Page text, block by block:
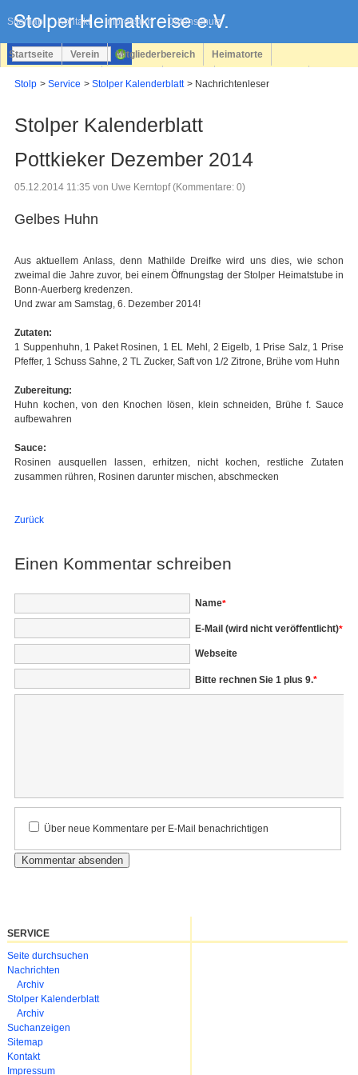
Sitemap Kontakt Impressum Datenschutz
überspringen
Startseite Verein Mitgliederbereich Heimatorte
Stolp Service Stolper Kalenderblatt Nachrichtenleser
Stolper Kalenderblatt
Pottkieker Dezember 2014
05.12.2014 11:35 von Uwe Kerntopf (Kommentare: 0)
Gelbes Huhn
Aus aktuellem Anlass, denn Mathilde Dreifke wird uns dies, wie schon
zweimal die Jahre zuvor, bei einem Öffnungstag der Stolper Heimatstube in
Bonn-Auerberg kredenzen.
Und zwar am Samstag, 6. Dezember 2014!
Zutaten:
1 Suppenhuhn, 1 Paket Rosinen, 1 EL Mehl, 2 Eigelb, 1 Prise Salz, 1 Prise
Pfeffer, 1 Schuss Sahne, 2 TL Zucker, Saft von 1/2 Zitrone, Brühe vom Huhn
Zubereitung:
Huhn kochen, von den Knochen lösen, klein schneiden, Brühe f. Sauce
aufbewahren
Sauce:
Rosinen ausquellen lassen, erhitzen, nicht kochen, restliche Zutaten
zusammen rühren, Rosinen darunter mischen, abschmecken
Zurück
Einen Kommentar schreiben
Pflichtfeld
Name*
Pflichtfeld
E-Mail (wird nicht veröffentlicht)*
Webseite
Bitte rechnen Sie 1 plus 9.*
Kommentar
Über neue Kommentare per E-Mail benachrichtigen
SERVICE
Navigation
überspringen
Seite durchsuchen
Nachrichten
Archiv
Stolper Kalenderblatt
Archiv
Suchanzeigen
Sitemap
Kontakt
Impressum